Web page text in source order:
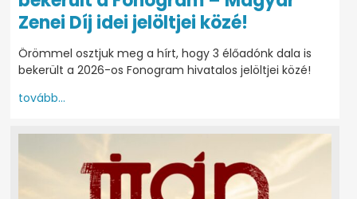
Zenei Díj idei jelöltjei közé!
Örömmel osztjuk meg a hírt, hogy 3 élőadónk dala is
bekerült a 2026-os Fonogram hivatalos jelöltjei közé!
tovább...